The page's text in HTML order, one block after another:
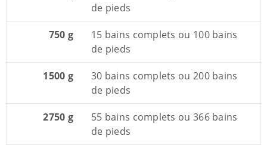
de pieds
750 g
15 bains complets ou 100 bains
de pieds
1500 g
30 bains complets ou 200 bains
de pieds
2750 g
55 bains complets ou 366 bains
de pieds